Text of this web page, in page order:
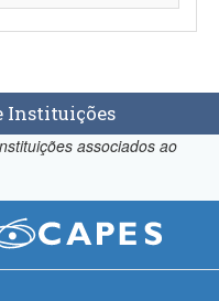
Instituições
associados ao